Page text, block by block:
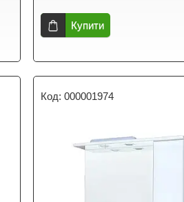
Купити
000001974